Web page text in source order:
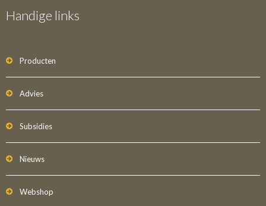
Handige links
Producten
Advies
Subsidies
Nieuws
Webshop